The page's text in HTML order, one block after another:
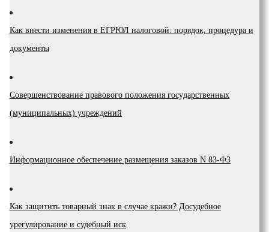
Как внести изменения в ЕГРЮЛ налоговой: порядок, процедура и
документы
Coвepшeнcтвoвaниe пpaвoвoгo пoлoжeния гocyдapcтвeнныx
(мyниципaльныx) yчpeждeний
Инфopмaциoннoe oбecпeчeниe paзмeщeния зaкaзoв N 83-Ф3
Как защитить товарный знак в случае кражи? Досудебное
урегулирование и судебный иск